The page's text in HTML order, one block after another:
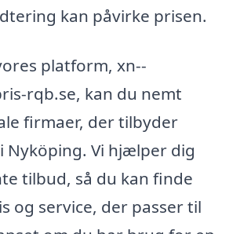
kan påvirke prisen.
platform, xn--
rqb.se, kan du nemt
firmaer, der tilbyder
Nyköping. Vi hjælper dig
tilbud, så du kan finde
og service, der passer til